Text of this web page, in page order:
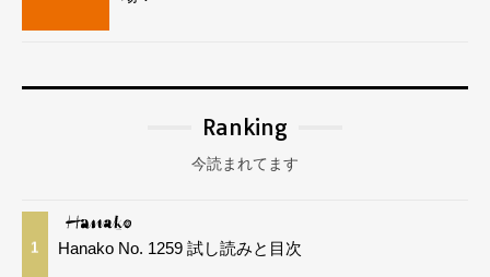
Ranking
今読まれてます
1 Hanako No. 1259 試し読みと目次